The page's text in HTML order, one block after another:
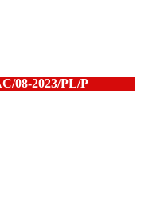
08-2023/PL/P